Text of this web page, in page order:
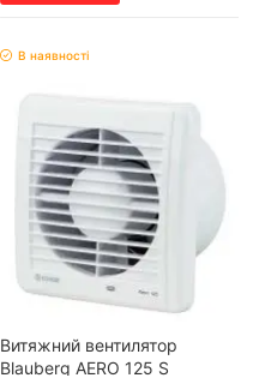
В наявності
Витяжний вентилятор
Blauberg AERO 125 S